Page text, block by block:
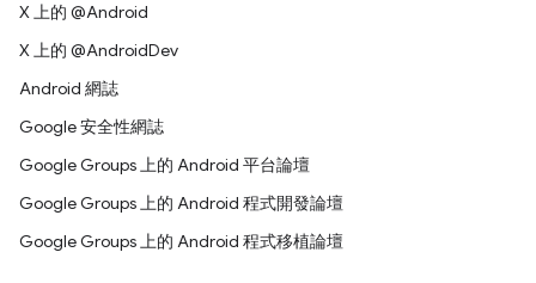
X 上的 @Android
X 上的 @AndroidDev
Android 網誌
Google 安全性網誌
Google Groups 上的 Android 平台論壇
Google Groups 上的 Android 程式開發論壇
Google Groups 上的 Android 程式移植論壇